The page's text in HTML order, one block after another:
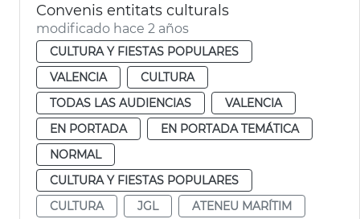
Convenis entitats culturals
modificado hace 2 años
CULTURA Y FIESTAS POPULARES
VALENCIA
CULTURA
TODAS LAS AUDIENCIAS
VALENCIA
EN PORTADA
EN PORTADA TEMÁTICA
NORMAL
CULTURA Y FIESTAS POPULARES
CULTURA
JGL ATENEU MARÍTIM